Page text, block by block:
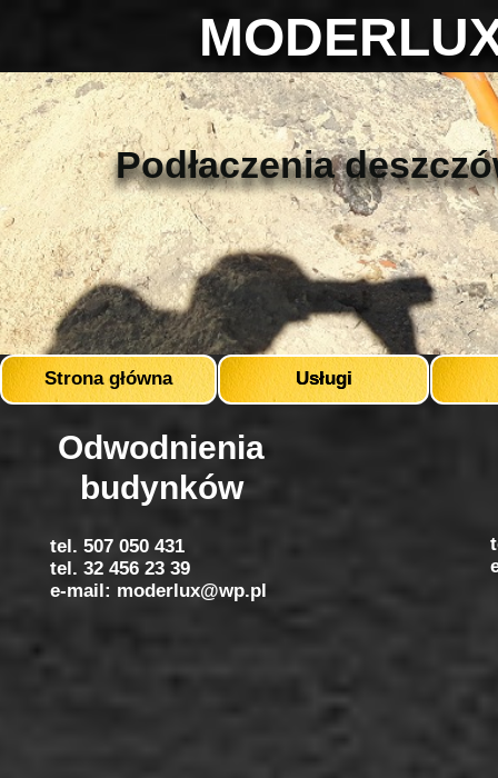
Podłaczenia
Usługi
Strona główna
tel. 507 050 431
tel. 32 456 23 39
e-mail: moderlux@wp.pl
Odwodnienia
budynków